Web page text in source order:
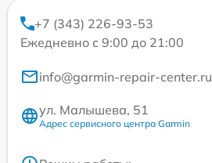
+7 (343) 226-93-53
Ежедневно с 9:00 до 21:00
info@garmin-repair-center.ru
ул. Малышева, 51
Адрес сервисного центра Garmin